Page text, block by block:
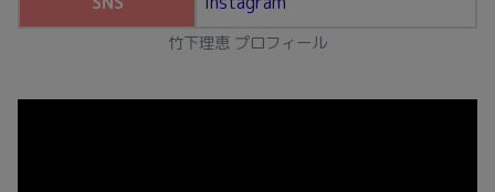
竹下理恵 プロフィール